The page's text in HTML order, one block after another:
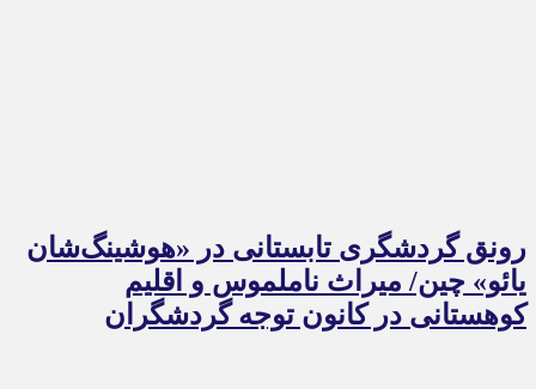
رونق گردشگری تابستانی در «هوشینگ‌شان
یائو» چین/ میراث ناملموس و اقلیم
کوهستانی در کانون توجه گردشگران